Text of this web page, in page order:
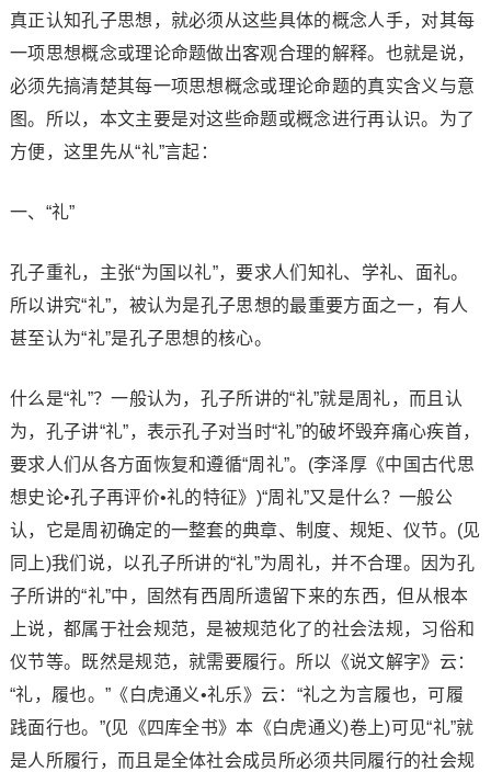
真正认知孔子思想，就必须从这些具体的概念人手，对其每
一项思想概念或理论命题做出客观合理的解释。也就是说，
必须先搞清楚其每一项思想概念或理论命题的真实含义与意
图。所以，本文主要是对这些命题或概念进行再认识。为了
方便，这里先从“礼”言起：
一、“礼”
孔子重礼，主张“为国以礼”，要求人们知礼、学礼、面礼。
所以讲究“礼”，被认为是孔子思想的最重要方面之一，有人
甚至认为“礼”是孔子思想的核心。
什么是“礼”？一般认为，孔子所讲的“礼”就是周礼，而且认
为，孔子讲“礼”，表示孔子对当时“礼”的破坏毁弃痛心疾首，
要求人们从各方面恢复和遵循“周礼”。(李泽厚《中国古代思
想史论•孔子再评价•礼的特征》)“周礼”又是什么？一般公
认，它是周初确定的一整套的典章、制度、规矩、仪节。(见
同上)我们说，以孔子所讲的“礼”为周礼，并不合理。因为孔
子所讲的“礼”中，固然有西周所遗留下来的东西，但从根本
上说，都属于社会规范，是被规范化了的社会法规，习俗和
仪节等。既然是规范，就需要履行。所以《说文解字》云：
“礼，履也。”《白虎通义•礼乐》云：“礼之为言履也，可履
践面行也。”(见《四库全书》本《白虎通义)卷上)可见“礼”就
是人所履行，而且是全体社会成员所必须共同履行的社会规